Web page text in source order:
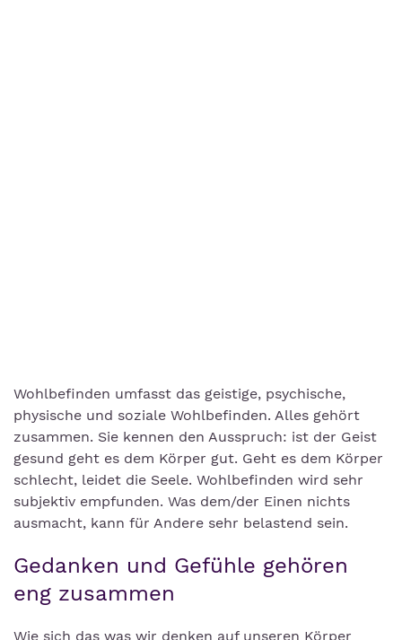
Wohlbefinden umfasst das geistige, psychische,
physische und soziale Wohlbefinden. Alles gehört
zusammen. Sie kennen den Ausspruch: ist der Geist
gesund geht es dem Körper gut. Geht es dem Körper
schlecht, leidet die Seele. Wohlbefinden wird sehr
subjektiv empfunden. Was dem/der Einen nichts
ausmacht, kann für Andere sehr belastend sein.
Gedanken und Gefühle gehören
eng zusammen
Wie sich das was wir denken auf unseren Körper